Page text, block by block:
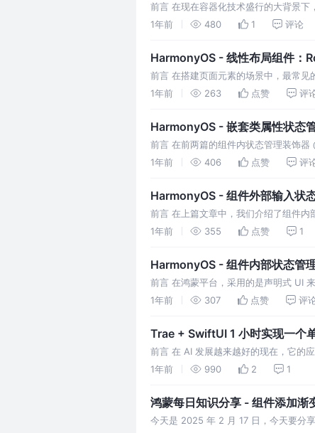
前言 在现在容器化技术盛行的大背景
就需要进行原生端和 web 端的数据交
1年前 480 1 评论
HarmonyOS - 线性布局组件：
前言 在搭建页面元素的场景中，最常
布局：Column。 在本文中，我们就来
1年前 263 点赞 评
HarmonyOS - 嵌套类属性状态
前言 在前两篇的组件内状态管理装饰器
于上面的两个装饰器装饰的类对象，只
1年前 406 点赞 评
HarmonyOS - 组件外部输入状
前言 在上篇文章中，我们介绍了组件
总是管理组件内部的状态，大部分的场
1年前 355 点赞 1
HarmonyOS - 组件内部状态管
前言 在鸿蒙平台，采用的是声明式 UI
在数据变化的时候自动去更新内容。
1年前 307 点赞 评
Trae + SwiftUI 1 小时实现一个
前言 在 AI 发展越来越好的现在，它的
理解帮助我们直接生成对象的代码。对
1年前 990 2 1
鸿蒙每日知识分享 - 组件添加渐
今天是 2025 年 2 月 17 日，今天要分